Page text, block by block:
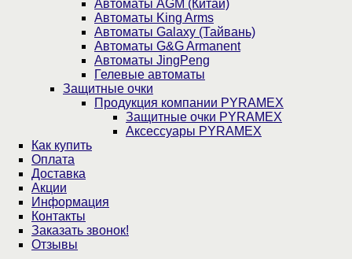
Автоматы AGM (Китай)
Автоматы King Arms
Автоматы Galaxy (Тайвань)
Автоматы G&G Armanent
Автоматы JingPeng
Гелевые автоматы
Защитные очки
Продукция компании PYRAMEX
Защитные очки PYRAMEX
Аксессуары PYRAMEX
Как купить
Оплата
Доставка
Акции
Информация
Контакты
Заказать звонок!
Отзывы